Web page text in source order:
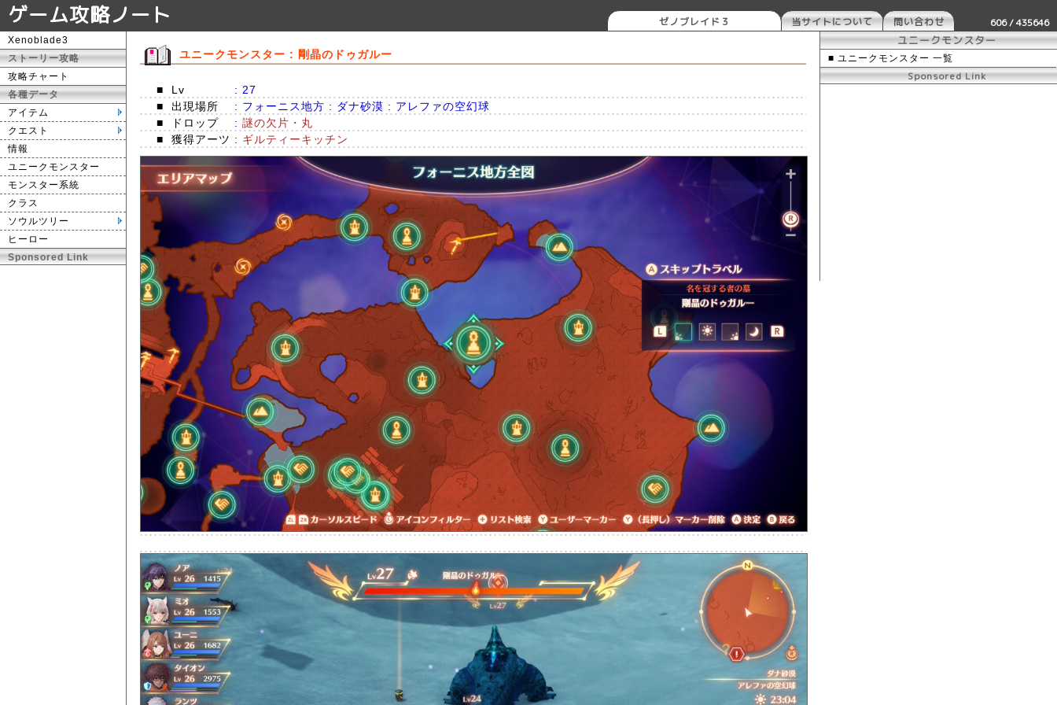
ゲーム攻略ノート 606 / 435646
ゼノブレイド３ 当サイトについて 問い合わせ
Xenoblade3
ストーリー攻略
攻略チャート
各種データ
アイテム
クエスト
情報
ユニークモンスター
モンスター系統
クラス
ソウルツリー
ヒーロー
Sponsored Link
ユニークモンスター : 剛晶のドゥガルー
■ Lv
: 27
■
出現場所
: フォーニス地方 : ダナ砂漠 : アレファの空幻球
■
ドロップ : 謎の欠片・丸
■
獲得アーツ : ギルティーキッチン
ユニークモンスター
■ ユニークモンスター 一覧
Sponsored Link